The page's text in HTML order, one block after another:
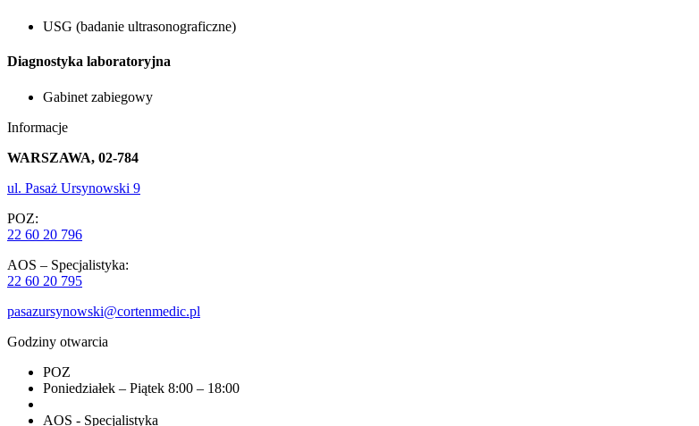
USG (badanie ultrasonograficzne)
Diagnostyka laboratoryjna
Gabinet zabiegowy
Informacje
WARSZAWA, 02-784
ul. Pasaż Ursynowski 9
POZ:
22 60 20 796
AOS – Specjalistyka:
22 60 20 795
pasazursynowski@cortenmedic.pl
Godziny otwarcia
POZ
Poniedziałek – Piątek 8:00 – 18:00
AOS - Specjalistyka